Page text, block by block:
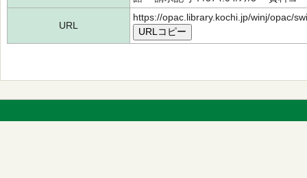
URL
https://opac.library.kochi.jp/winj/opac/
URLコピー